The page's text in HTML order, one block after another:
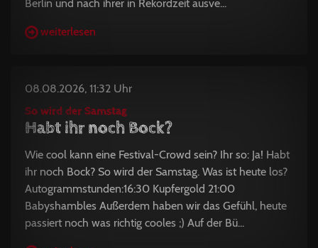
Berlin und nach ihrer in Rekordzeit ausve...
weiterlesen
08.08.2026, 11:32 Uhr
So wird der Samstag
Habt ihr noch Bock?
Wie cool kann eine Festival-Crowd sein? Ihr so: Ja! Habt
ihr noch Bock? So wird der Samstag. Was ist heute los?
Autogrammstunden:16:30 Kupfergold 21:00
Babyshambles Außerdem haben wir das Gefühl, heute
passiert noch was richtig cooles ;) Auf der Bü...